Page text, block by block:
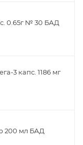
0.65г № 30 БАД
3 капс. 1186 мг
200 мл БАД